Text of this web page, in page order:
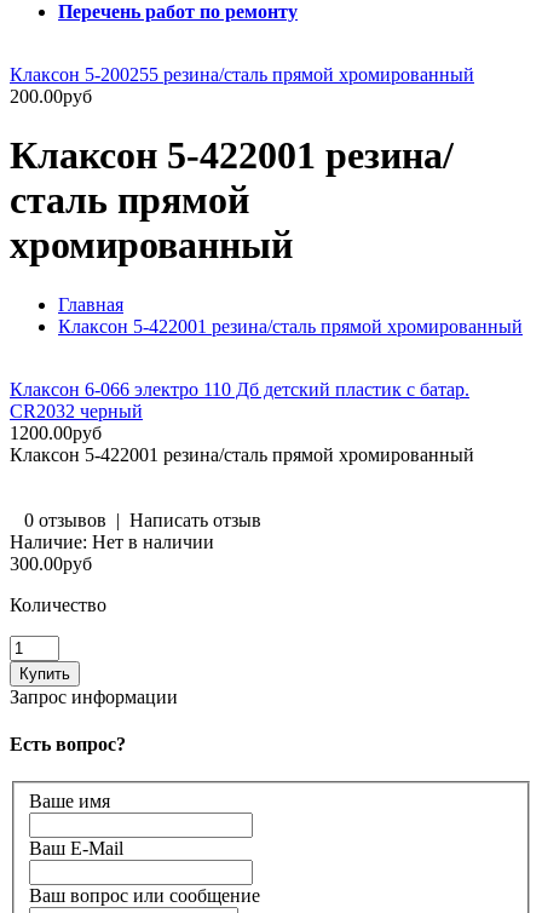
Перечень работ по ремонту
Клаксон 5-200255 резина/сталь прямой хромированный
200.00руб
Клаксон 5-422001 резина/
сталь прямой
хромированный
Главная
Клаксон 5-422001 резина/сталь прямой хромированный
Клаксон 6-066 электро 110 Дб детский пластик с батар.
CR2032 черный
1200.00руб
Клаксон 5-422001 резина/сталь прямой хромированный
0 отзывов | Написать отзыв
Наличие: Нет в наличии
300.00руб
Количество
Запрос информации
Есть вопрос?
Ваше имя
Ваш E-Mail
Ваш вопрос или сообщение